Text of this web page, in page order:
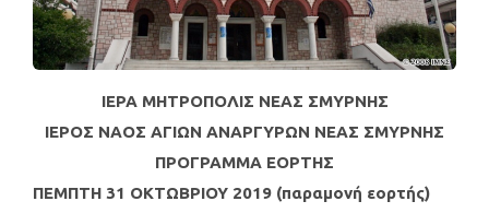
IΕΡΑ ΜΗΤΡΟΠΟΛΙΣ ΝΕΑΣ ΣΜΥΡΝΗΣ
ΙΕΡΟΣ ΝΑΟΣ ΑΓΙΩΝ ΑΝΑΡΓΥΡΩΝ ΝΕΑΣ ΣΜΥΡΝΗΣ
ΠΡΟΓΡΑΜΜΑ ΕΟΡΤΗΣ
ΠΕΜΠΤΗ 31 ΟΚΤΩΒΡΙΟΥ 2019 (παραμονή εορτής)